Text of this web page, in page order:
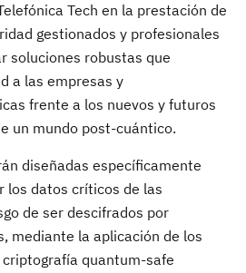
Tech en la prestación de
gestionados y profesionales
soluciones robustas que
a las empresas y
frente a los nuevos y futuros
un mundo post-cuántico.
diseñadas específicamente
los datos críticos de las
de ser descifrados por
mediante la aplicación de los
quantum-safe